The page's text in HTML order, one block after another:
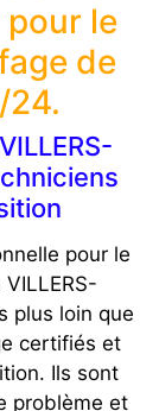
pour le
de
24.
pour le
plus loin que
certifiés et
Ils sont
problème et